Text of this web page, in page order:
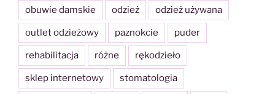
obuwie damskie odzież odzież używana
outlet odzieżowy paznokcie puder
rehabilitacja różne rękodzieło
sklep internetowy stomatologia